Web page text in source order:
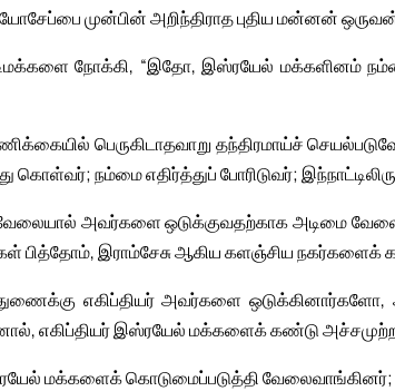
முன்பின் அறிந்திராத புதிய மன்னன்
நோக்கி, “இதோ, இஸ்ரயேல் மக்களினம்
பெருகிடாதவாறு தந்திரமாய்ச்
கொள்வர்; நம்மை எதிர்த்துப் போரிடுவர்;
அவர்களை ஒடுக்குவதற்காக அடிமை
பித்தோம், இராம்சேசு ஆகிய களஞ்சிய நகர்களைக்
எகிப்தியர் அவர்களை
எகிப்தியர் இஸ்ரயேல் மக்களைக் கண்டு
மக்களைக் கொடுமைப்படுத்தி வேலைவாங்கினர்;